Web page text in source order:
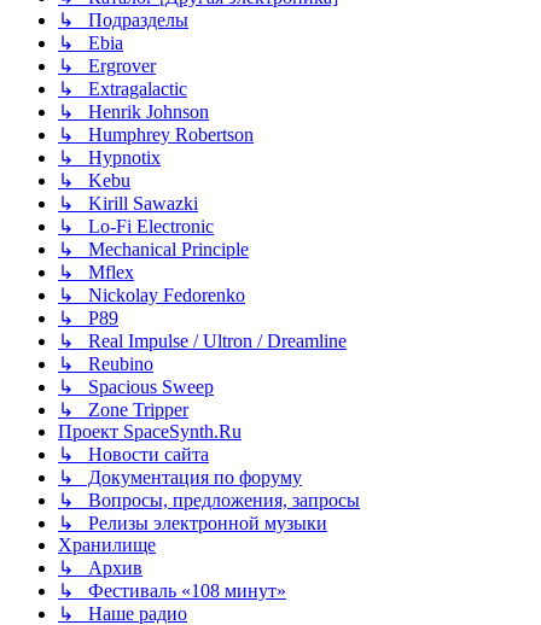
↳ Подразделы
↳ Ebia
↳ Ergrover
↳ Extragalactic
↳ Henrik Johnson
↳ Humphrey Robertson
↳ Hypnotix
↳ Kebu
↳ Kirill Sawazki
↳ Lo-Fi Electronic
↳ Mechanical Principle
↳ Mflex
↳ Nickolay Fedorenko
↳ P89
↳ Real Impulse / Ultron / Dreamline
↳ Reubino
↳ Spacious Sweep
↳ Zone Tripper
Проект SpaceSynth.Ru
↳ Новости сайта
↳ Документация по форуму
↳ Вопросы, предложения, запросы
↳ Релизы электронной музыки
Хранилище
↳ Архив
↳ Фестиваль «108 минут»
↳ Наше радио